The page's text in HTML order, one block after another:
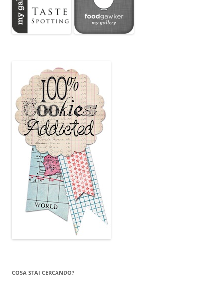
COSA STAI CERCANDO?